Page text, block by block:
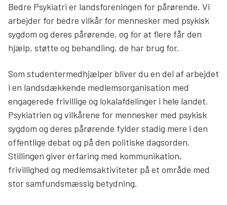
Bedre Psykiatri er landsforeningen for pårørende. Vi
arbejder for bedre vilkår for mennesker med psykisk
sygdom og deres pårørende, og for at flere får den
hjælp, støtte og behandling, de har brug for.
Som studentermedhjælper bliver du en del af arbejdet
i en landsdækkende medlemsorganisation med
engagerede frivillige og lokalafdelinger i hele landet.
Psykiatrien og vilkårene for mennesker med psykisk
sygdom og deres pårørende fylder stadig mere i den
offentlige debat og på den politiske dagsorden.
Stillingen giver erfaring med kommunikation,
frivillighed og medlemsaktiviteter på et område med
stor samfundsmæssig betydning.